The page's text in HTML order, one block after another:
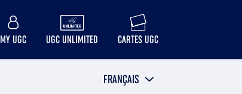
MY UGC UGC UNLIMITED CARTES UGC
FRANÇAIS